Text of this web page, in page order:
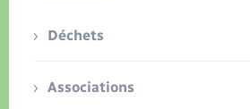
Déchets
Associations